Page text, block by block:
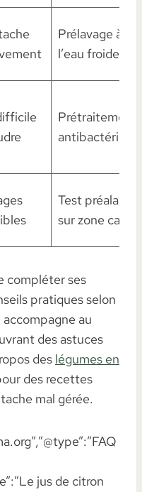
Prélavage à
l’eau froide
Prétraitement
antibactérien
Test préalable
sur zone
compléter ses
pratiques selon
au
des astuces
des légumes en
des recettes
mal gérée.
jus de citron